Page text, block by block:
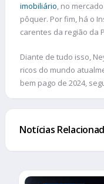
imobiliário, no
pôquer. Por fim, há o
carentes da região da
Diante de tudo isso,
ricos do mundo
bem pago de 2024,
Notícias